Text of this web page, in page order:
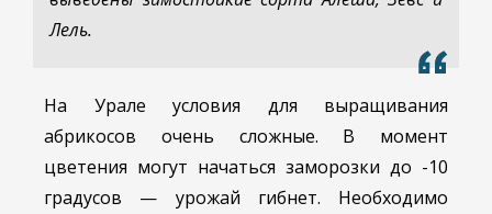
Лель.
На Урале условия для выращивания
абрикосов очень сложные. В момент
цветения могут начаться заморозки до -10
градусов — урожай гибнет. Необходимо